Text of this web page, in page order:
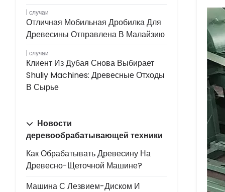
случаи
Отличная Мобильная Дробилка Для
Древесины Отправлена ​​в Малайзию
случаи
Клиент Из Дубая Снова Выбирает
Shuliy Machines: Древесные Отходы
В Сырье
Новости
деревообрабатывающей техники
Как Обрабатывать Древесину На
Древесно-Щеточной Машине?
Машина С Лезвием-Диском И